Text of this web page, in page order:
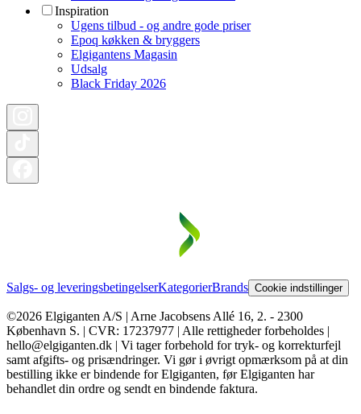
Inspiration
Ugens tilbud - og andre gode priser
Epoq køkken & bryggers
Elgigantens Magasin
Udsalg
Black Friday 2026
Salgs- og leveringsbetingelserKategorierBrands Cookie indstillinger
©2026 Elgiganten A/S | Arne Jacobsens Allé 16, 2. - 2300
København S. | CVR: 17237977 | Alle rettigheder forbeholdes |
hello@elgiganten.dk | Vi tager forbehold for tryk- og korrekturfejl
samt afgifts- og prisændringer. Vi gør i øvrigt opmærksom på at din
bestilling ikke er bindende for Elgiganten, før Elgiganten har
behandlet din ordre og sendt en bindende faktura.